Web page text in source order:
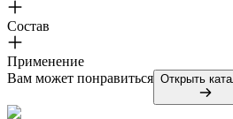
Состав
Применение
Вам может понравиться Открыть